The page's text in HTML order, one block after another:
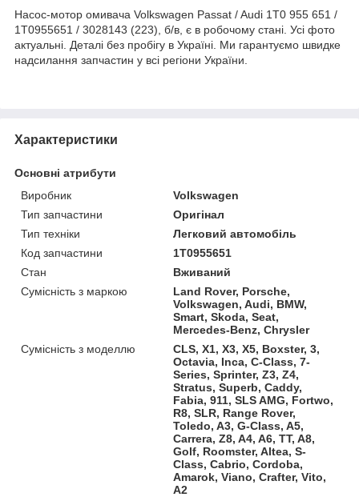
Насос-мотор омивача Volkswagen Passat / Audi 1T0 955 651 /
1T0955651 / 3028143 (223), б/в, є в робочому стані. Усі фото
актуальні. Деталі без пробігу в Україні. Ми гарантуємо швидке
надсилання запчастин у всі регіони України.
Характеристики
Основні атрибути
Виробник
Volkswagen
Тип запчастини
Оригінал
Тип техніки
Легковий автомобіль
Код запчастини
1T0955651
Стан
Вживаний
Сумісність з маркою
Land Rover, Porsche,
Volkswagen, Audi, BMW,
Smart, Skoda, Seat,
Mercedes-Benz, Chrysler
Сумісність з моделлю
CLS, X1, X3, X5, Boxster, 3,
Octavia, Inca, C-Class, 7-
Series, Sprinter, Z3, Z4,
Stratus, Superb, Caddy,
Fabia, 911, SLS AMG, Fortwo,
R8, SLR, Range Rover,
Toledo, A3, G-Class, A5,
Carrera, Z8, A4, A6, TT, A8,
Golf, Roomster, Altea, S-
Class, Cabrio, Cordoba,
Amarok, Viano, Crafter, Vito,
A2